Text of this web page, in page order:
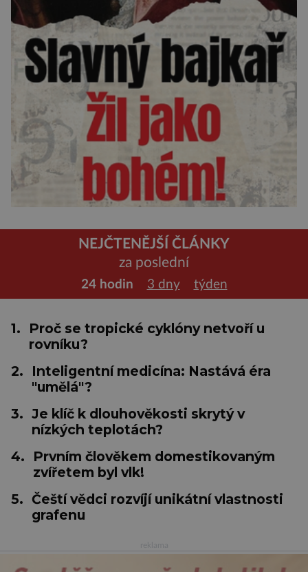
NEJČTENĚJŠÍ ČLÁNKY
za poslední
24 hodin 3 dny týden
1.
Proč se tropické cyklóny netvoří u
rovníku?
2.
Inteligentní medicína: Nastává éra
"umělá"?
3. Je klíč k dlouhověkosti skrytý v
nízkých teplotách?
4.
Prvním člověkem domestikovaným
zvířetem byl vlk!
5. Čeští vědci rozvíjí unikátní vlastnosti
grafenu